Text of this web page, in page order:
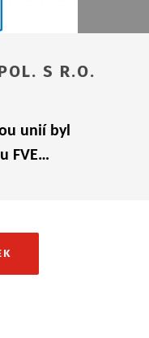
S R.O.
unií byl
FVE…